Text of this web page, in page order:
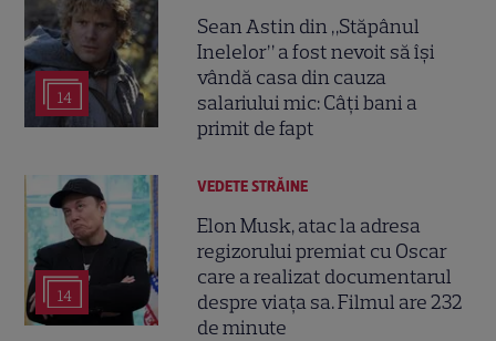
14
Sean Astin din „Stăpânul
Inelelor” a fost nevoit să își
vândă casa din cauza
salariului mic: Câți bani a
primit de fapt
14
VEDETE STRĂINE
Elon Musk, atac la adresa
regizorului premiat cu Oscar
care a realizat documentarul
despre viața sa. Filmul are 232
de minute